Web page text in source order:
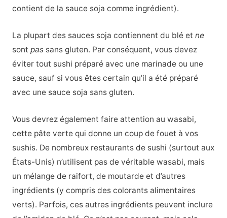
contient de la sauce soja comme ingrédient).
La plupart des sauces soja contiennent du blé et ne
sont passans gluten. Par conséquent, vous devez
éviter tout sushi préparé avec une marinade ou une
sauce, sauf si vous êtes certain qu’il a été préparé
avec une sauce soja sans gluten.
Vous devrez également faire attention au wasabi,
cette pâte verte qui donne un coup de fouet à vos
sushis. De nombreux restaurants de sushi (surtout aux
États-Unis) n’utilisent pas de véritable wasabi, mais
un mélange de raifort, de moutarde et d’autres
ingrédients (y compris des colorants alimentaires
verts). Parfois, ces autres ingrédients peuvent inclure